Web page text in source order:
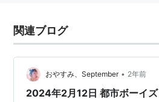
木"ACKY"あきひ郎を中心にバン
の国産医療用ダッチワイフ「面
華を極めた風俗「ラッキーホー
1995年、テレビ朝日「えびす温
で勝ち抜くもSinner-Yang氏によ
関連ブログ
おやすみ、September • 2年前
2024年2月12日 都市ボーイズ